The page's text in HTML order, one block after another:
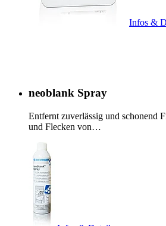
Infos &
neoblank Spray
Entfernt zuverlässig und schonend
und Flecken von…